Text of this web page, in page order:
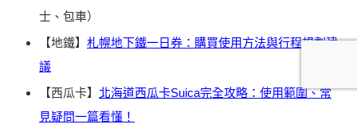
士、包車）
【地鐵】 札幌地下鐵一日券：購買使用方法與行程規劃建
議
【西瓜卡】 北海道西瓜卡Suica完全攻略：使用範圍、常
見疑問一篇看懂！